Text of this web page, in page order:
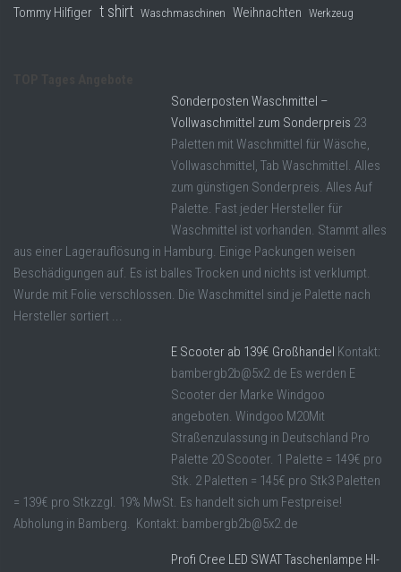
Tommy Hilfiger t shirt Waschmaschinen Weihnachten Werkzeug
Sonderposten Waschmittel –
Vollwaschmittel zum Sonderpreis 23
Paletten mit Waschmittel für Wäsche,
Vollwaschmittel, Tab Waschmittel. Alles
zum günstigen Sonderpreis. Alles Auf
Palette. Fast jeder Hersteller für
Waschmittel ist vorhanden. Stammt alles
aus einer Lagerauflösung in Hamburg. Einige Packungen weisen
Beschädigungen auf. Es ist balles Trocken und nichts ist verklumpt.
Wurde mit Folie verschlossen. Die Waschmittel sind je Palette nach
Hersteller sortiert ...
E Scooter ab 139€ Großhandel Kontakt:
bambergb2b@5x2.de Es werden E
Scooter der Marke Windgoo
angeboten. Windgoo M20Mit
Straßenzulassung in Deutschland Pro
Palette 20 Scooter. 1 Palette = 149€ pro
Stk. 2 Paletten = 145€ pro Stk3 Paletten
= 139€ pro Stkzzgl. 19% MwSt. Es handelt sich um Festpreise!
Abholung in Bamberg. Kontakt: bambergb2b@5x2.de
Profi Cree LED SWAT Taschenlampe HI-